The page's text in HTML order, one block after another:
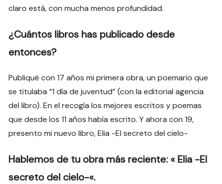
claro está, con mucha menos profundidad.
¿Cuántos libros has publicado desde
entonces?
Publiqué con 17 años mi primera obra, un poemario que
se titulaba “1 día de juventud” (con la editorial agencia
del libro). En el recogía los mejores escritos y poemas
que desde los 11 años había escrito. Y ahora con 19,
presento mi nuevo libro,Elia -El secreto del cielo-
Hablemos de tu obra más reciente: « Elia -El
secreto del cielo-«.